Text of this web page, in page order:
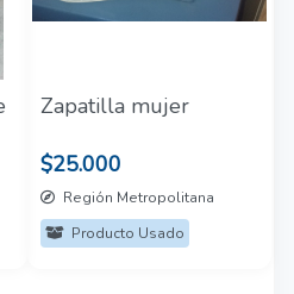
Zapatilla mujer
$25.000
Región Metropolitana
Producto Usado